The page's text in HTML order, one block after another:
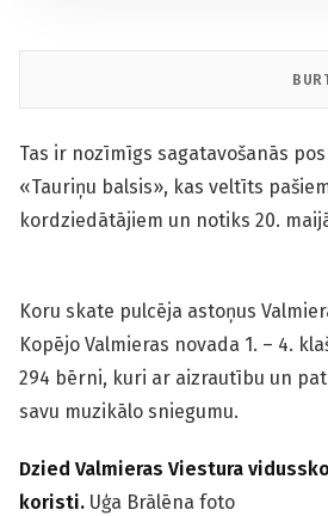
Tas ir nozīmīgs sagatavošanās
«Tauriņu balsis», kas veltīts
kordziedātājiem un notiks 20.
Koru skate pulcēja astoņus
Kopējo Valmieras novada 1. – 4.
294 bērni, kuri ar aizrautību un
savu muzikālo sniegumu.
Dzied Valmieras Viestura
koristi. Uģa Brālēna foto